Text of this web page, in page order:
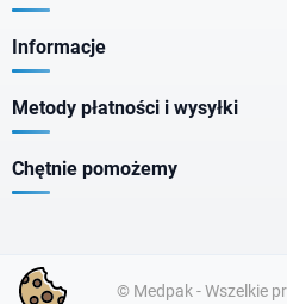
Informacje
Metody płatności i wysyłki
Chętnie pomożemy
© Medpak - Wszelkie